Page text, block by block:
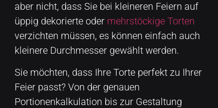
aber nicht, dass Sie bei kleineren Feiern auf
üppig dekorierte oder mehrstöckige Torten
verzichten müssen, es können einfach auch
kleinere Durchmesser gewählt werden.
Sie möchten, dass Ihre Torte perfekt zu Ihrer
Feier passt? Von der genauen
Portionenkalkulation bis zur Gestaltung